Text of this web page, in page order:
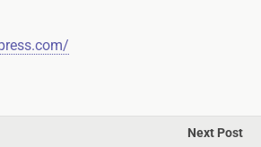
Next Post